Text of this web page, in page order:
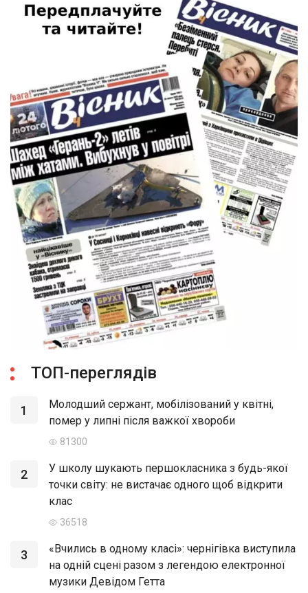
ТОП-переглядів
1
Молодший сержант, мобілізований у квітні,
помер у липні після важкої хвороби
81300
2
У школу шукають першокласника з будь-якої
точки світу: не вистачає одного щоб відкрити
клас
36518
3
«Вчились в одному класі»: чернігівка виступила
на одній сцені разом з легендою електронної
музики Девідом Гетта